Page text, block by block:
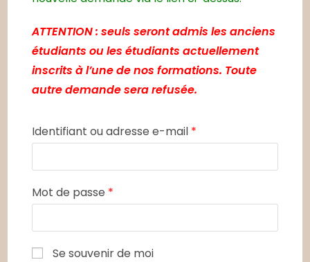
ATTENTION : seuls seront admis les anciens
étudiants ou les étudiants actuellement
inscrits à l’une de nos formations. Toute
autre demande sera refusée.
Identifiant ou adresse e-mail *
Mot de passe *
Se souvenir de moi